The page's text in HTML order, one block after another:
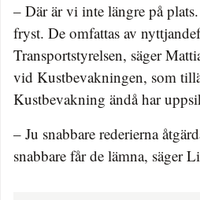
– Där är vi inte längre på
fryst. De omfattas av
Transportstyrelsen, säger
vid Kustbevakningen, som
Kustbevakning ändå har
– Ju snabbare rederierna
snabbare får de lämna, säger